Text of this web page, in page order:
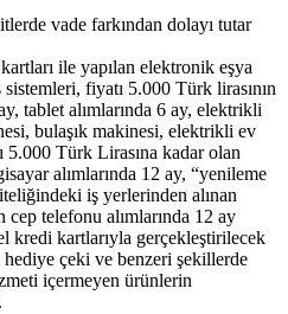
vade farkından dolayı tutar
ile yapılan elektronik eşya
fiyatı 5.000 Türk lirasının
tablet alımlarında 6 ay, elektrikli
bulaşık makinesi, elektrikli ev
5.000 Türk Lirasına kadar olan
alımlarında 12 ay, “yenileme
iş yerlerinden alınan
telefonu alımlarında 12 ay
kredi kartlarıyla gerçekleştirilecek
çeki ve benzeri şekillerde
içermeyen ürünlerin